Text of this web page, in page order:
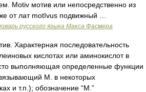
Моtiv мотив или непосредственно из
от лат motīvus подвижный …
русского языка Макса Фасмера
Характерная последовательность
кислотах или аминокислот в
выполняющая определенные функции
М. в некоторых
и т.п.); обозначение “М.”